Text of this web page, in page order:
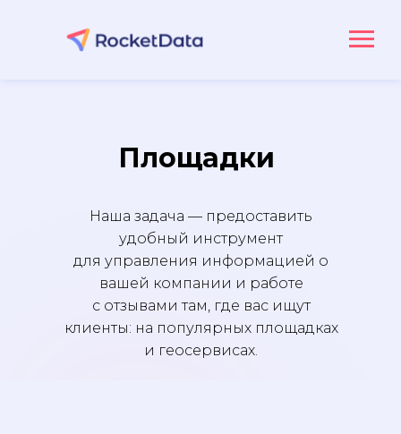
Площадки
Наша задача — предоставить
удобный инструмент
для управления информацией о
вашей компании и работе
с отзывами там, где вас ищут
клиенты: на популярных площадках
и геосервисах.